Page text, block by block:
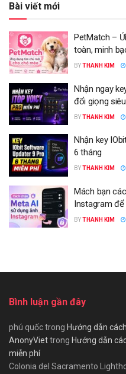
Bài viết mới
PetMatch –
toàn, minh
BYTHANH KIM
Nhận ngay
đổi giọng
BYTHANH KIM
Nhận key
6 tháng
BYTHANH KIM
Mách bạn
Instagram
BYTHANH KIM
Bình luận gần đây
phú quốctrong Hướng dẫn
AnonyViettrong Hướng dẫn
miễn phí
Colonia del Sacramento